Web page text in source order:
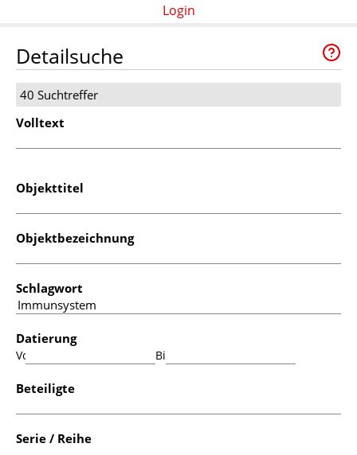
Login
Detailsuche
40 Suchtreffer
Volltext
Objekttitel
Objektbezeichnung
Schlagwort
Datierung
Von: Bis:
Beteiligte
Serie / Reihe